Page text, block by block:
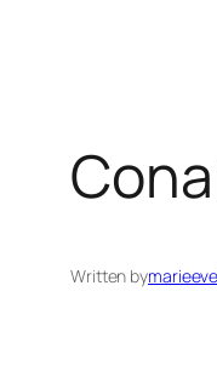
Written by